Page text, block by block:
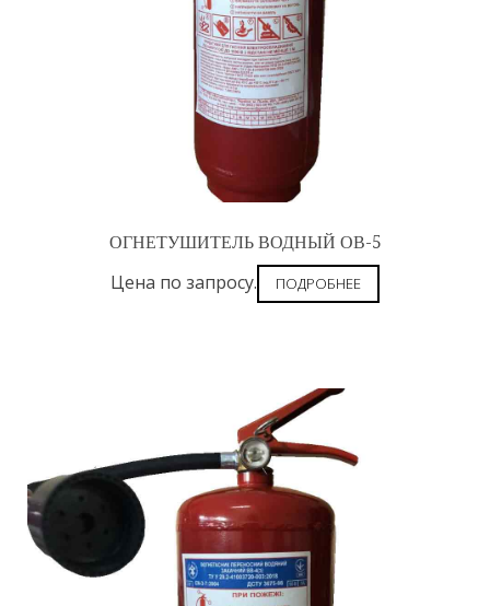
ОГНЕТУШИТЕЛЬ ВОДНЫЙ ОВ-5
Цена по запросу. ПОДРОБНЕЕ